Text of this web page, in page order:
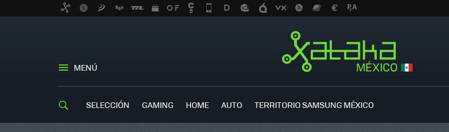
MENÚ
SELECCIÓN GAMING HOME AUTO TERRITORIO SAMSUNG MÉXICO